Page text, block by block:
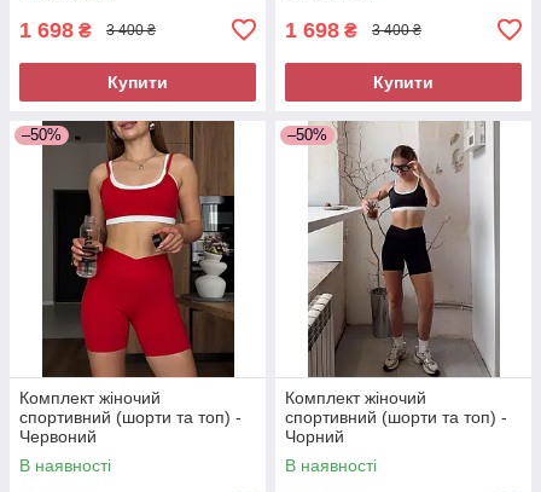
1 698 ₴ 3 400 ₴
Купити
1 698 ₴ 3 400 ₴
Купити
–50%
Комплект жіночий
спортивний (шорти та топ) -
Червоний
В наявності
–50%
Комплект жіночий
спортивний (шорти та топ) -
Чорний
В наявності